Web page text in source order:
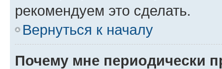
рекомендуем это сделать.
Вернуться к началу
Почему мне периодически